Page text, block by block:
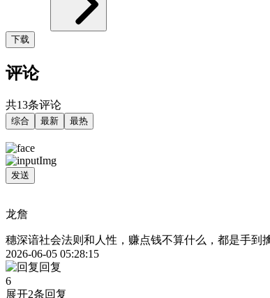
下载
评论
共13条评论
综合 最新 最热
发送
龙詹
穗深谙社会法则和人性，赚点钱不算什么，都是手到
2026-06-05 05:28:15
回复
6
展开2条回复